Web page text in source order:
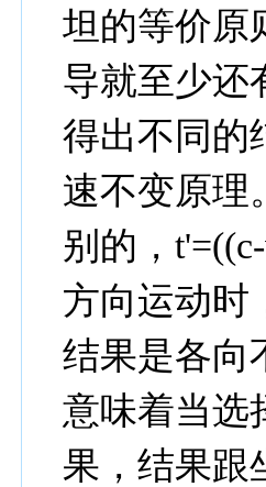
坦的等价原
导就至少还
得出不同的
速不变原理
别的，
方向运动时
结果是各向
意味着当选
果，结果跟